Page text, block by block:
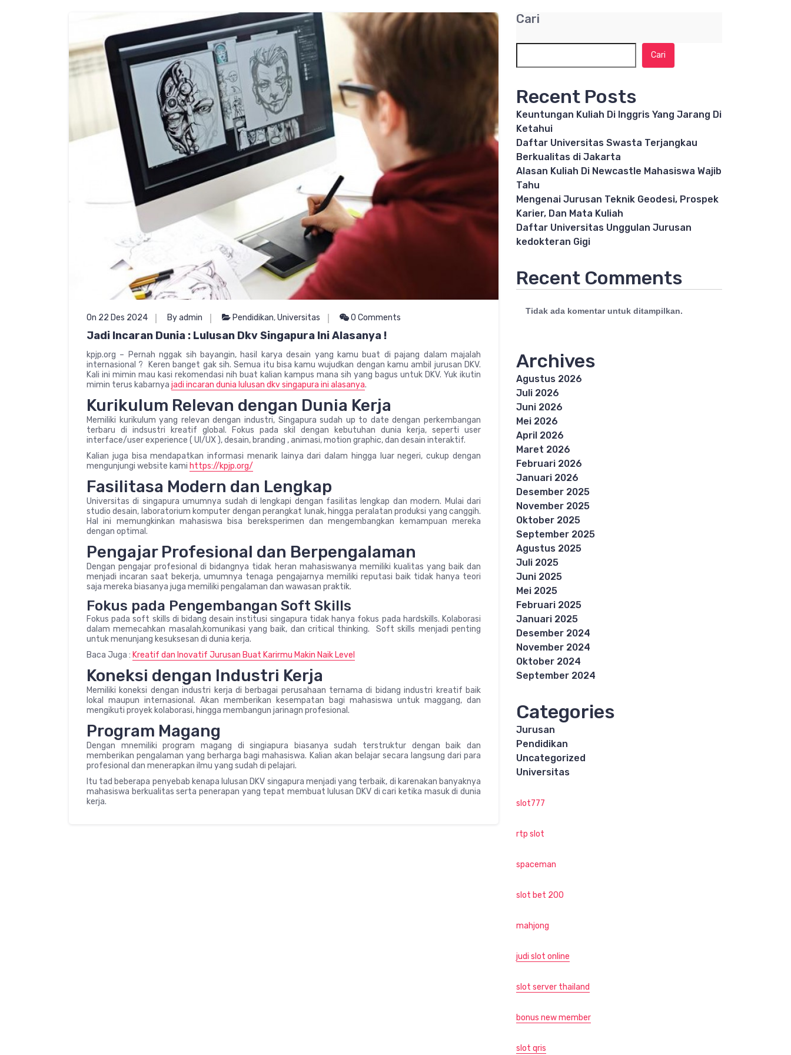
On 22 Des 2024 By admin Pendidikan,Universitas 0 Comments
Jadi Incaran Dunia : Lulusan Dkv Singapura Ini Alasanya !
kpjp.org – Pernah nggak sih bayangin, hasil karya desain yang kamu buat di pajang dalam majalah
internasional ? Keren banget gak sih. Semua itu bisa kamu wujudkan dengan kamu ambil jurusan DKV.
Kali ini mimin mau kasi rekomendasi nih buat kalian kampus mana sih yang bagus untuk DKV. Yuk ikutin
mimin terus kabarnya jadi incaran dunia lulusan dkv singapura ini alasanya.
Kurikulum Relevan dengan Dunia Kerja
Memiliki kurikulum yang relevan dengan industri, Singapura sudah up to date dengan perkembangan
terbaru di indsustri kreatif global. Fokus pada skil dengan kebutuhan dunia kerja, seperti user
interface/user experience ( UI/UX ), desain, branding , animasi, motion graphic, dan desain interaktif.
Kalian juga bisa mendapatkan informasi menarik lainya dari dalam hingga luar negeri, cukup dengan
mengunjungi website kami https://kpjp.org/
Fasilitasa Modern dan Lengkap
Universitas di singapura umumnya sudah di lengkapi dengan fasilitas lengkap dan modern. Mulai dari
studio desain, laboratorium komputer dengan perangkat lunak, hingga peralatan produksi yang canggih.
Hal ini memungkinkan mahasiswa bisa bereksperimen dan mengembangkan kemampuan mereka
dengan optimal.
Pengajar Profesional dan Berpengalaman
Dengan pengajar profesional di bidangnya tidak heran mahasiswanya memiliki kualitas yang baik dan
menjadi incaran saat bekerja, umumnya tenaga pengajarnya memiliki reputasi baik tidak hanya teori
saja mereka biasanya juga memiliki pengalaman dan wawasan praktik.
Fokus pada Pengembangan Soft Skills
Fokus pada soft skills di bidang desain institusi singapura tidak hanya fokus pada hardskills. Kolaborasi
dalam memecahkan masalah,komunikasi yang baik, dan critical thinking. Soft skills menjadi penting
untuk menunjang kesuksesan di dunia kerja.
Baca Juga : Kreatif dan Inovatif Jurusan Buat Karirmu Makin Naik Level
Koneksi dengan Industri Kerja
Memiliki koneksi dengan industri kerja di berbagai perusahaan ternama di bidang industri kreatif baik
lokal maupun internasional. Akan memberikan kesempatan bagi mahasiswa untuk maggang, dan
mengikuti proyek kolaborasi, hingga membangun jarinagn profesional.
Program Magang
Dengan mnemiliki program magang di singiapura biasanya sudah terstruktur dengan baik dan
memberikan pengalaman yang berharga bagi mahasiswa. Kalian akan belajar secara langsung dari para
profesional dan menerapkan ilmu yang sudah di pelajari.
Itu tad beberapa penyebab kenapa lulusan DKV singapura menjadi yang terbaik, di karenakan banyaknya
mahasiswa berkualitas serta penerapan yang tepat membuat lulusan DKV di cari ketika masuk di dunia
kerja.
Cari
Cari
Recent Posts
Keuntungan Kuliah Di Inggris Yang Jarang Di
Ketahui
Daftar Universitas Swasta Terjangkau
Berkualitas di Jakarta
Alasan Kuliah Di Newcastle Mahasiswa Wajib
Tahu
Mengenai Jurusan Teknik Geodesi, Prospek
Karier, Dan Mata Kuliah
Daftar Universitas Unggulan Jurusan
kedokteran Gigi
Recent Comments
Tidak ada komentar untuk ditampilkan.
Archives
Agustus 2026
Juli 2026
Juni 2026
Mei 2026
April 2026
Maret 2026
Februari 2026
Januari 2026
Desember 2025
November 2025
Oktober 2025
September 2025
Agustus 2025
Juli 2025
Juni 2025
Mei 2025
Februari 2025
Januari 2025
Desember 2024
November 2024
Oktober 2024
September 2024
Categories
Jurusan
Pendidikan
Uncategorized
Universitas
slot777
rtp slot
spaceman
slot bet 200
mahjong
judi slot online
slot server thailand
bonus new member
slot qris